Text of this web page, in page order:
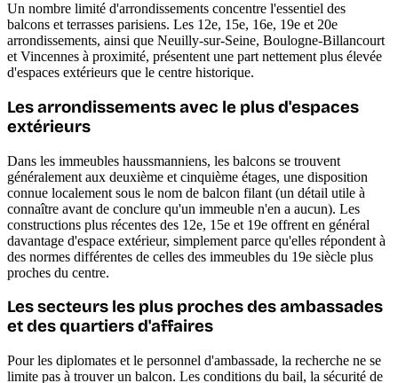
Un nombre limité d'arrondissements concentre l'essentiel des
balcons et terrasses parisiens. Les 12e, 15e, 16e, 19e et 20e
arrondissements, ainsi que Neuilly-sur-Seine, Boulogne-Billancourt
et Vincennes à proximité, présentent une part nettement plus élevée
d'espaces extérieurs que le centre historique.
Les arrondissements avec le plus d'espaces
extérieurs
Dans les immeubles haussmanniens, les balcons se trouvent
généralement aux deuxième et cinquième étages, une disposition
connue localement sous le nom de balcon filant (un détail utile à
connaître avant de conclure qu'un immeuble n'en a aucun). Les
constructions plus récentes des 12e, 15e et 19e offrent en général
davantage d'espace extérieur, simplement parce qu'elles répondent à
des normes différentes de celles des immeubles du 19e siècle plus
proches du centre.
Les secteurs les plus proches des ambassades
et des quartiers d'affaires
Pour les diplomates et le personnel d'ambassade, la recherche ne se
limite pas à trouver un balcon. Les conditions du bail, la sécurité de